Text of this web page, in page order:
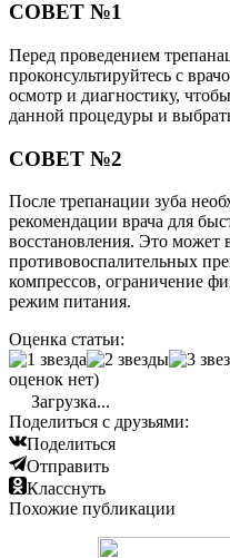
СОВЕТ №1
Перед проведением
проконсультируйтесь с
осмотр и диагностику,
данной процедуры и
СОВЕТ №2
После трепанации зуба
рекомендации врача для
восстановления. Это может
противовоспалительных
компрессов, ограничение
режим питания.
Оценка статьи:
оценок нет)
Загрузка...
Поделиться с друзьями:
Поделиться
Отправить
Класснуть
Похожие публикации